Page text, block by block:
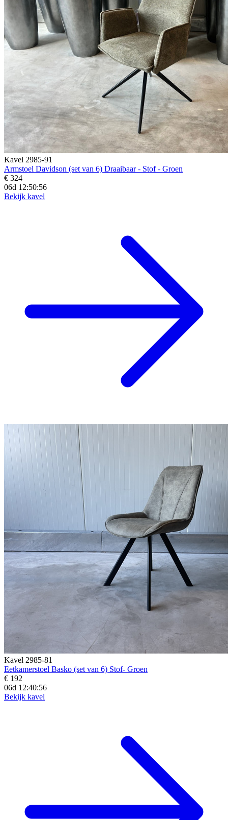
Kavel 2985-91
Armstoel Davidson (set van 6) Draaibaar - Stof - Groen
€ 324
06d 12:50:54
Bekijk kavel
Kavel 2985-81
Eetkamerstoel Basko (set van 6) Stof- Groen
€ 192
06d 12:40:54
Bekijk kavel